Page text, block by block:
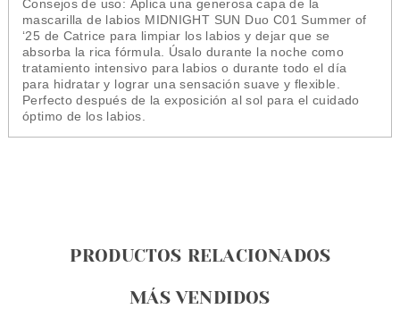
Consejos de uso: Aplica una generosa capa de la
mascarilla de labios MIDNIGHT SUN Duo C01 Summer of
‘25 de Catrice para limpiar los labios y dejar que se
absorba la rica fórmula. Úsalo durante la noche como
tratamiento intensivo para labios o durante todo el día
para hidratar y lograr una sensación suave y flexible.
Perfecto después de la exposición al sol para el cuidado
óptimo de los labios.
PRODUCTOS RELACIONADOS
MÁS VENDIDOS